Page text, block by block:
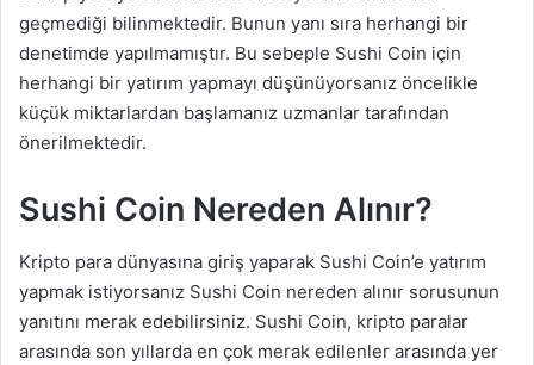
geçmediği bilinmektedir. Bunun yanı sıra herhangi bir
denetimde yapılmamıştır. Bu sebeple Sushi Coin için
herhangi bir yatırım yapmayı düşünüyorsanız öncelikle
küçük miktarlardan başlamanız uzmanlar tarafından
önerilmektedir.
Sushi Coin Nereden Alınır?
Kripto para dünyasına giriş yaparak Sushi Coin’e yatırım
yapmak istiyorsanız Sushi Coin nereden alınır sorusunun
yanıtını merak edebilirsiniz. Sushi Coin, kripto paralar
arasında son yıllarda en çok merak edilenler arasında yer